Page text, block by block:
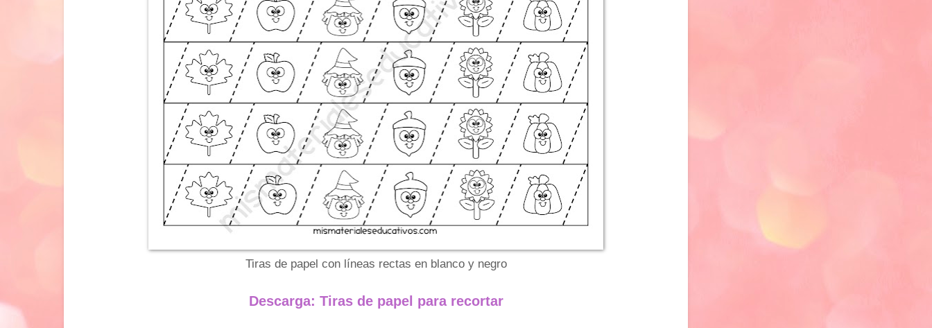
Tiras de papel con líneas rectas en blanco y negro
Descarga: Tiras de papel para recortar